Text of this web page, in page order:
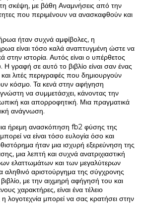
σκέψη, με βάθη Αναμνήσεις από την
που περιμένουν να ανασκαφθούν και
ήταν συχνά αμφίβολες, η
είναι τόσο καλά αναπτυγμένη ώστε να
στην ιστορία. Αυτός είναι ο υπέρθετος
γραφή σε αυτό το βιβλίο είναι σαν ένας
λιτές περιγραφές που δημιουργούν
κόσμο. Τα κενά στην αφήγηση
να συμμετάσχει, κάνοντας την
και απορροφητική. Μια πραγματικά
ανάγνωση.
μια ήρεμη ανασκόπηση fb2 φύσης της
να είναι τόσο ευλογία όσο και
ήταν μια ισχυρή εξερεύνηση της
μια λεπτή και συχνά ανατριχιαστική
ελαττωμάτων και των μεγαλύτερων
αληθινό αριστούργημα της σύγχρονης
με την αιχμηρή αφήγησή του και
χαρακτήρες, είναι ένα τέλειο
λογοτεχνία μπορεί να σας κρατήσει στην